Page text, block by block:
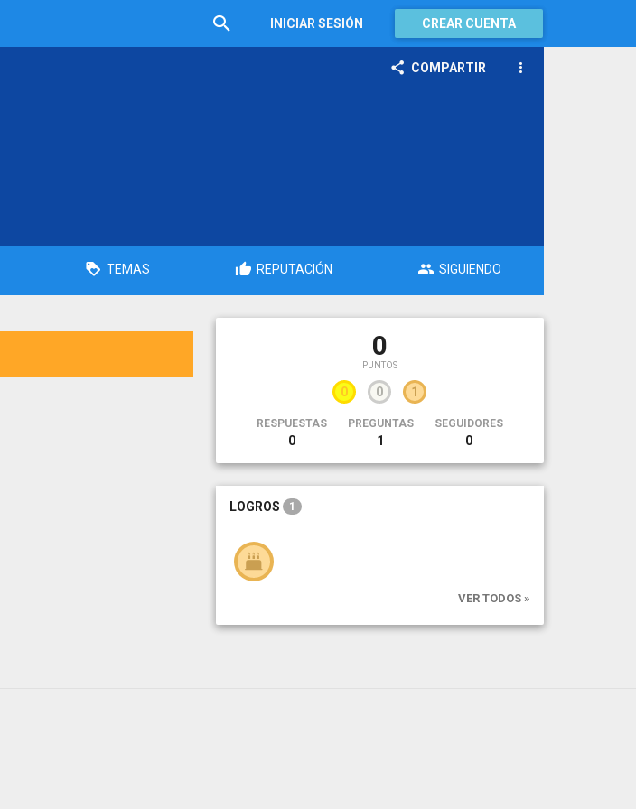
INICIAR SESIÓN CREAR CUENTA
COMPARTIR
TEMAS REPUTACIÓN SIGUIENDO
0
PUNTOS
0 0 1
RESPUESTAS
0
PREGUNTAS
1
SEGUIDORES
0
LOGROS 1
VER TODOS »